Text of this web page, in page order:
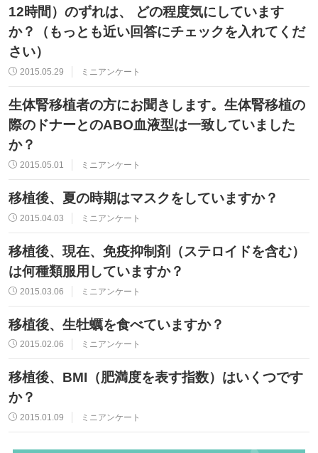
12時間）のずれは、 どの程度気にしています
か？（もっとも近い回答にチェックを入れてくだ
さい）
2015.05.29 ミニアンケート
生体腎移植者の方にお聞きします。生体腎移植の
際のドナーとのABO血液型は一致していました
か？
2015.05.01 ミニアンケート
移植後、夏の時期はマスクをしていますか？
2015.04.03 ミニアンケート
移植後、現在、免疫抑制剤（ステロイドを含む）
は何種類服用していますか？
2015.03.06 ミニアンケート
移植後、生牡蠣を食べていますか？
2015.02.06 ミニアンケート
移植後、BMI（肥満度を表す指数）はいくつです
か？
2015.01.09 ミニアンケート